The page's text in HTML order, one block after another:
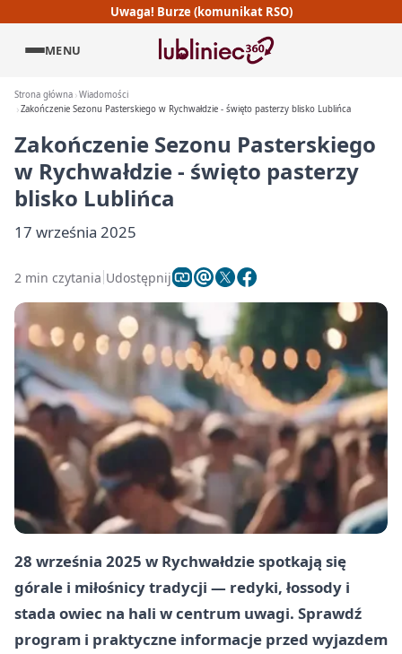
Uwaga! Burze (komunikat RSO)
MENU
Strona główna Wiadomości
Zakończenie Sezonu Pasterskiego w Rychwałdzie - święto pasterzy blisko Lublińca
Zakończenie Sezonu Pasterskiego
w Rychwałdzie - święto pasterzy
blisko Lublińca
17 września 2025
2 min czytania Udostępnij
28 września 2025 w Rychwałdzie spotkają się
górale i miłośnicy tradycji — redyki, łossody i
stada owiec na hali w centrum uwagi. Sprawdź
program i praktyczne informacje przed wyjazdem